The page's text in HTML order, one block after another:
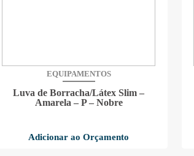
EQUIPAMENTOS
Luva de Borracha/Látex Slim –
Amarela – P – Nobre
Adicionar ao Orçamento